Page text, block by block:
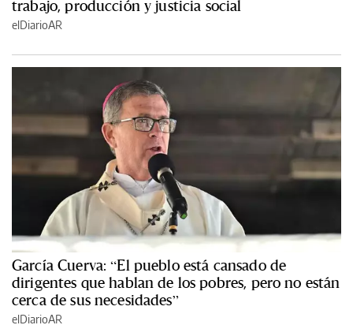
trabajo, producción y justicia social
elDiarioAR
García Cuerva: “El pueblo está cansado de
dirigentes que hablan de los pobres, pero no están
cerca de sus necesidades”
elDiarioAR